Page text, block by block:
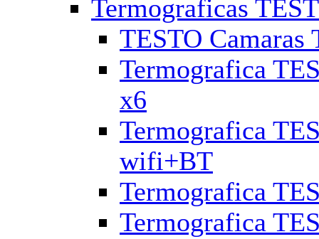
Termograficas
TESTO Camaras
Termografica
x6
Termografica
wifi+BT
Termografica
Termografica